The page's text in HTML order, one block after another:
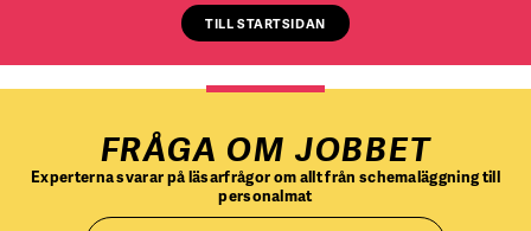
TILL STARTSIDAN
FRÅGA OM JOBBET
Experterna svarar på läsarfrågor om allt från schemaläggning till
personalmat